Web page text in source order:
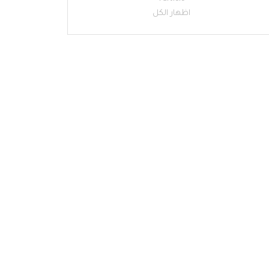
اظهار الكل